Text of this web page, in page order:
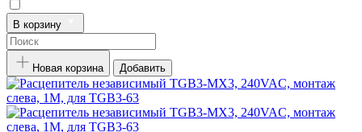
В корзину
Новая корзина Добавить